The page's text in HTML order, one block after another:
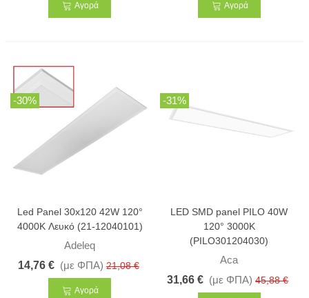
Αγορά Αγορά
-30%
Led Panel 30x120 42W 120°
4000K Λευκό (21-12040101)
Adeleq
14,76 € (με ΦΠΑ) 21,08 €
Αγορά
-31%
LED SMD panel PILO 40W
120° 3000K
(PILO301204030)
Aca
31,66 € (με ΦΠΑ) 45,88 €